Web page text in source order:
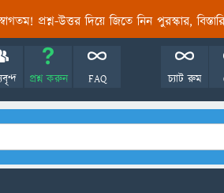
প্রশ্ন-উত্তর দিয়ে জিতে নিন পুরস্কার,
প্রশ্ন করুন FAQ চ্যাট রুম